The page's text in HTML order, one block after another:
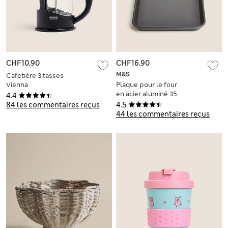
4.4
84 les commentaires reçus
Cafetière 3 tasses
Vienna
CHF10.90
4.5
44 les commentaires reçus
M&S
Plaque pour le four
en acier aluminé 35
cm
CHF16.90